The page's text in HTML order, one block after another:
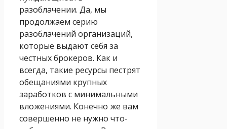
разоблачении. Да, мы
продолжаем серию
разоблачений организаций,
которые выдают себя за
честных брокеров. Как и
всегда, такие ресурсы пестрят
обещаниями крупных
заработков с минимальными
вложениями. Конечно же вам
совершенно не нужно что-